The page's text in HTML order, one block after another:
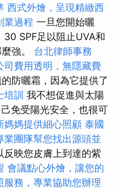
西式外燴，呈現精緻西
業過程 一旦您開始曬
SPF足以阻止UVA和
強。 台北律師事務
司費用透明，無隱藏費
防曬霜，因為它提供了
訓 我不想促進與太陽
免受陽光安全，也很可
媽媽提供細心照顧 泰國
業團隊幫您找出源頭並
反映您皮膚上到達的紫
會議點心外燴，讓您的
服務，專業協助您辦理